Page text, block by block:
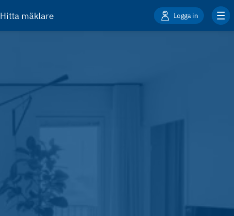
Hitta mäklare Logga in